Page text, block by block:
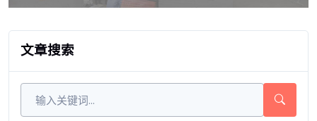
文章搜索